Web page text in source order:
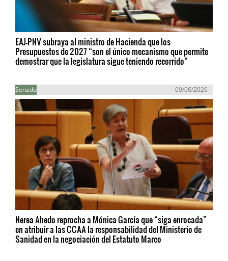
EAJ-PNV subraya al ministro de Hacienda que los
Presupuestos de 2027 “son el único mecanismo que permite
demostrar que la legislatura sigue teniendo recorrido”
Senado 09/06/2026
Nerea Ahedo reprocha a Mónica García que “siga enrocada”
en atribuir a las CCAA la responsabilidad del Ministerio de
Sanidad en la negociación del Estatuto Marco